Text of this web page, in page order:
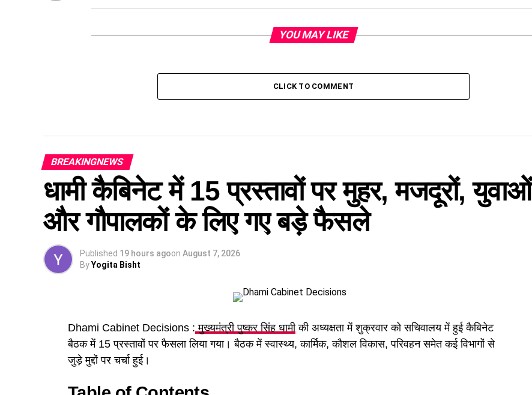
YOU MAY LIKE
CLICK TO COMMENT
BREAKINGNEWS
धामी कैबिनेट में 15 प्रस्तावों पर मुहर, मजदूरों, युवाओं
और गौपालकों के लिए गए बड़े फैसले
Published 19 hours agoon August 7, 2026
ByYogita Bisht
Dhami Cabinet Decisions : मुख्यमंत्री पुष्कर सिंह धामीकी अध्यक्षता में शुक्रवार को सचिवालय में हुई कैबिनेट
बैठक में 15 प्रस्तावों पर फैसला लिया गया। बैठक में स्वास्थ्य, कार्मिक, कौशल विकास, परिवहन समेत कई विभागों से
जुड़े मुद्दों पर चर्चा हुई।